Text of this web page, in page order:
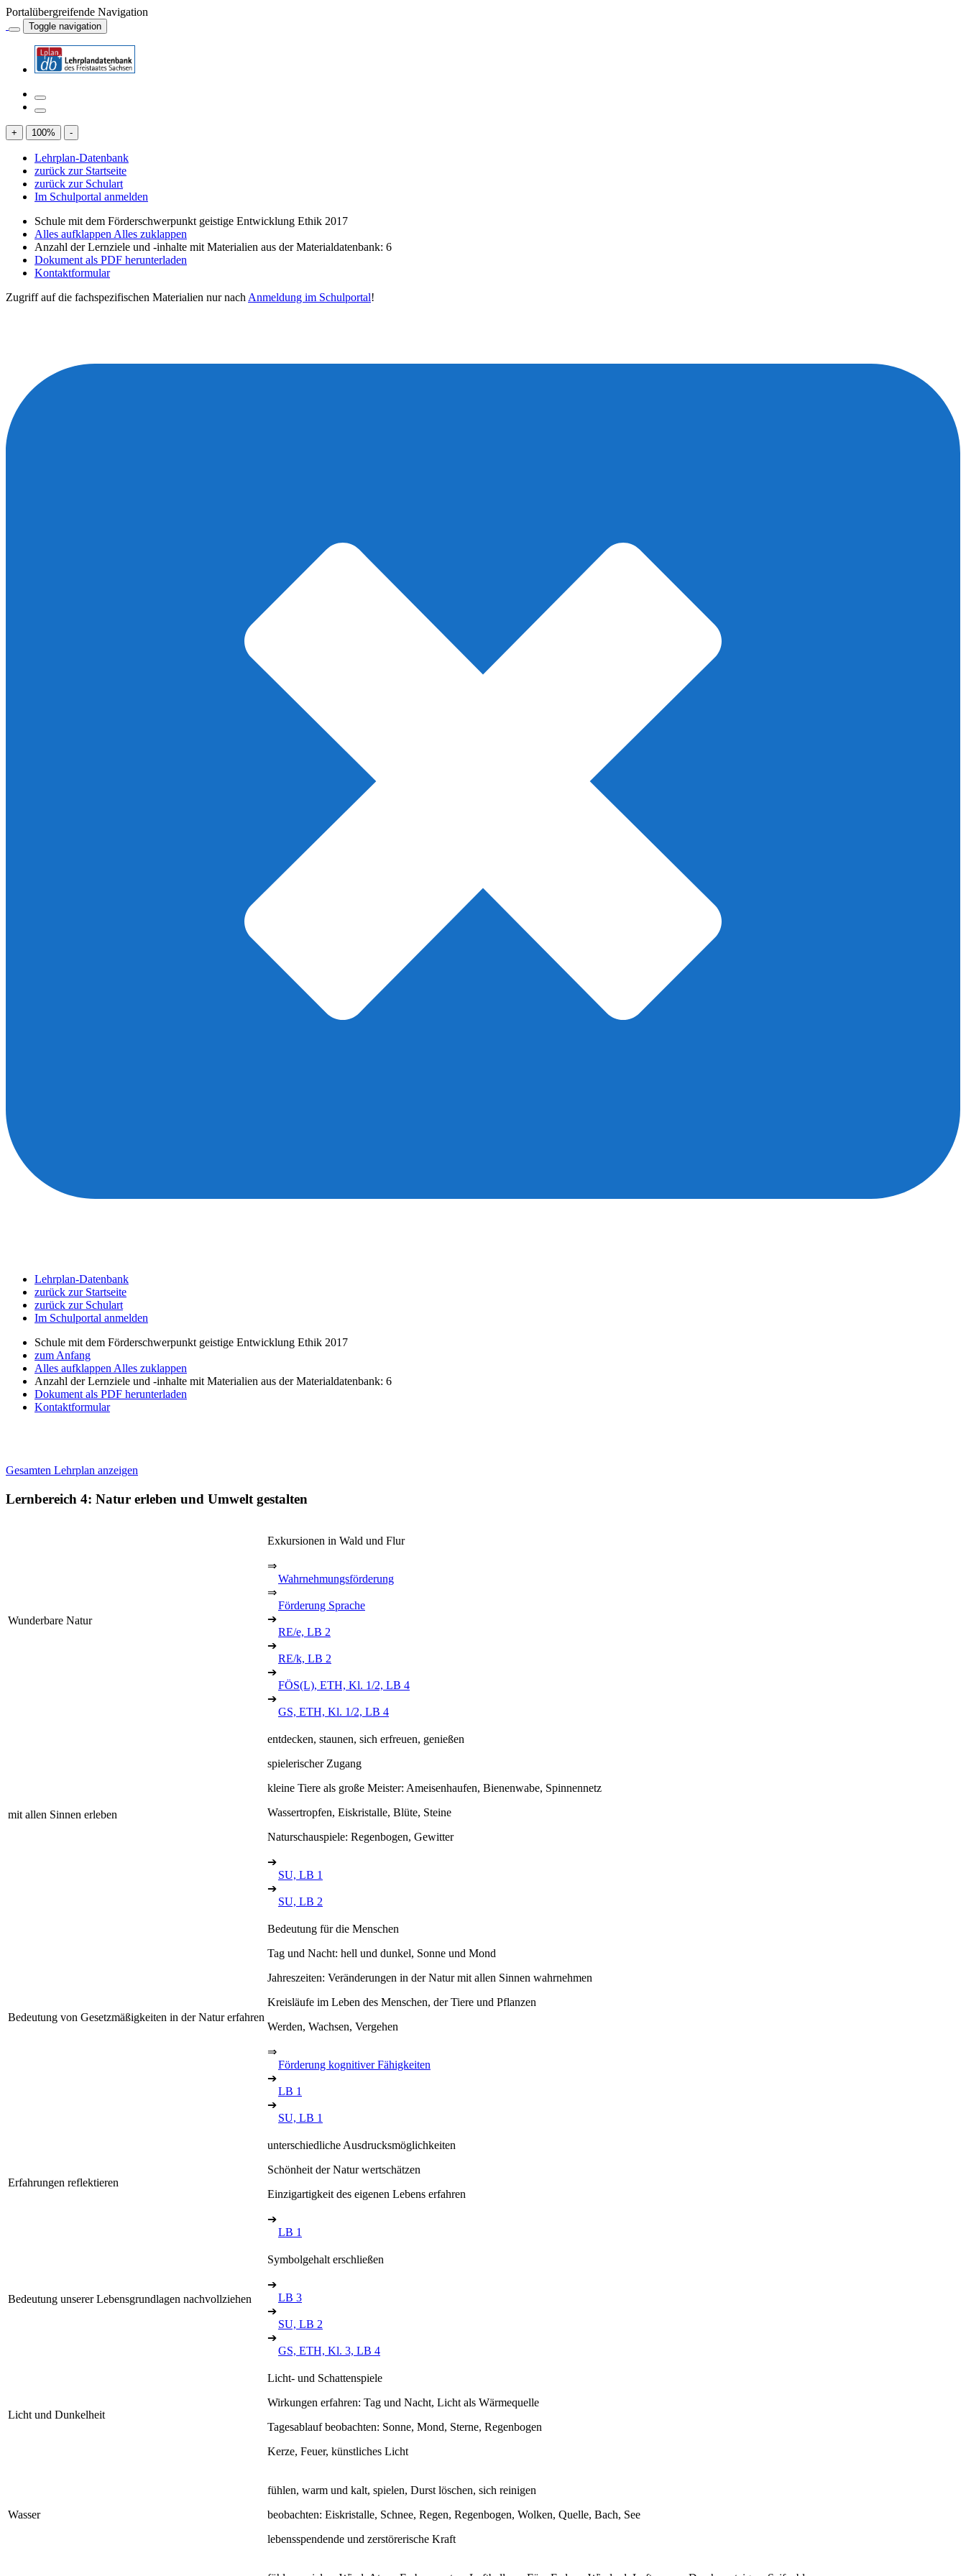
Portalübergreifende Navigation
Toggle navigation
+ 100% -
Lehrplan-Datenbank
zurück zur Startseite
zurück zur Schulart
Im Schulportal anmelden
Schule mit dem Förderschwerpunkt geistige Entwicklung Ethik 2017
Alles aufklappen Alles zuklappen
Anzahl der Lernziele und -inhalte mit Materialien aus der Materialdatenbank: 6
Dokument als PDF herunterladen
Kontaktformular
Zugriff auf die fachspezifischen Materialien nur nach Anmeldung im Schulportal!
Lehrplan-Datenbank
zurück zur Startseite
zurück zur Schulart
Im Schulportal anmelden
Schule mit dem Förderschwerpunkt geistige Entwicklung Ethik 2017
zum Anfang
Alles aufklappen Alles zuklappen
Anzahl der Lernziele und -inhalte mit Materialien aus der Materialdatenbank: 6
Dokument als PDF herunterladen
Kontaktformular
Gesamten Lehrplan anzeigen
Lernbereich 4: Natur erleben und Umwelt gestalten
Wunderbare Natur
Exkursionen in Wald und Flur
⇒
Wahrnehmungsförderung
⇒
Förderung Sprache
➔
RE/e, LB 2
➔
RE/k, LB 2
➔
FÖS(L), ETH, Kl. 1/2, LB 4
➔
GS, ETH, Kl. 1/2, LB 4
mit allen Sinnen erleben
entdecken, staunen, sich erfreuen, genießen
spielerischer Zugang
kleine Tiere als große Meister: Ameisenhaufen, Bienenwabe, Spinnennetz
Wassertropfen, Eiskristalle, Blüte, Steine
Naturschauspiele: Regenbogen, Gewitter
➔
SU, LB 1
➔
SU, LB 2
Bedeutung von Gesetzmäßigkeiten in der Natur erfahren
Bedeutung für die Menschen
Tag und Nacht: hell und dunkel, Sonne und Mond
Jahreszeiten: Veränderungen in der Natur mit allen Sinnen wahrnehmen
Kreisläufe im Leben des Menschen, der Tiere und Pflanzen
Werden, Wachsen, Vergehen
⇒
Förderung kognitiver Fähigkeiten
➔
LB 1
➔
SU, LB 1
Erfahrungen reflektieren
unterschiedliche Ausdrucksmöglichkeiten
Schönheit der Natur wertschätzen
Einzigartigkeit des eigenen Lebens erfahren
➔
LB 1
Bedeutung unserer Lebensgrundlagen nachvollziehen
Symbolgehalt erschließen
➔
LB 3
➔
SU, LB 2
➔
GS, ETH, Kl. 3, LB 4
Licht und Dunkelheit
Licht- und Schattenspiele
Wirkungen erfahren: Tag und Nacht, Licht als Wärmequelle
Tagesablauf beobachten: Sonne, Mond, Sterne, Regenbogen
Kerze, Feuer, künstliches Licht
Wasser
fühlen, warm und kalt, spielen, Durst löschen, sich reinigen
beobachten: Eiskristalle, Schnee, Regen, Regenbogen, Wolken, Quelle, Bach, See
lebensspendende und zerstörerische Kraft